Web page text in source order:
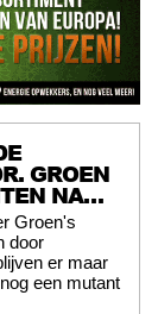
GROEN
NA…
Groen's
door
er maar
een mutant